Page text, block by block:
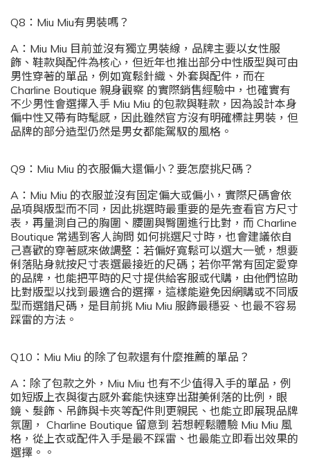
Q8：Miu Miu有男裝嗎？
A：Miu Miu 目前並沒有獨立男裝線，品牌主要以女性服
飾、鞋款與配件為核心，但近年也推出部分中性版型與可由
男性穿著的單品，例如寬鬆針織、外套與配件，而在
Charline Boutique 親身觀察 的實際銷售經驗中，也確實有
不少男性會選擇入手 Miu Miu 的包款與鞋款，因為設計本身
偏中性又帶有時髦感，因此雖然官方沒有明確標註男裝，但
品牌的部分造型仍然是男女都能駕馭的風格。
Q9：Miu Miu 的衣服偏大還偏小？要怎麼挑尺碼？
A：Miu Miu 的衣服並沒有固定偏大或偏小，實際尺碼會依
品項與版型而不同，因此挑選時最重要的是先查看官方尺寸
表，再量測自己的胸圍、腰圍與臀圍進行比對，而 Charline
Boutique 常遇到客人詢問 如何挑選尺寸時，也會建議依自
己喜歡的穿著感來做調整：若偏好寬鬆可以選大一號，想要
俐落貼身就按尺寸表選最接近的尺碼；若你平常有固定愛穿
的品牌，也能把平時的尺寸提供給客服或代購，由他們協助
比對版型以找到最適合的選擇，這樣能避免因網購或不同版
型而選錯尺碼，是目前挑 Miu Miu 服飾最穩妥、也最不容易
踩雷的方法。
Q10：Miu Miu 的除了包款還有什麼推薦的單品？
A：除了包款之外，Miu Miu 也有不少值得入手的單品，例
如短版上衣與復古感外套能快速穿出甜美俐落的比例，眼
鏡、髮飾、吊飾與卡夾等配件則更親民、也能立即展現品牌
氛圍， Charline Boutique 留意到 若想輕鬆體驗 Miu Miu 風
格，從上衣或配件入手是最不踩雷、也最能立即看出效果的
選擇。。